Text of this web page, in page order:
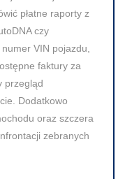
płatne raporty z
czy
VIN pojazdu,
faktury za
przegląd
Dodatkowo
oraz szczera
zebranych